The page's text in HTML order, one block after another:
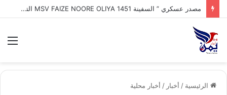
مصدر عسكري ” السفينة MSV FAIZE NOORE OLIYA 1451 التي ترفع علم الهند وتعرضت لهجوم بزورق مفخخ مجهول وغرقها في مياه البحر_الأحمر أثناء توجهها إلى ميناء المخا
الرئيسية / أخبار / أخبار محلية